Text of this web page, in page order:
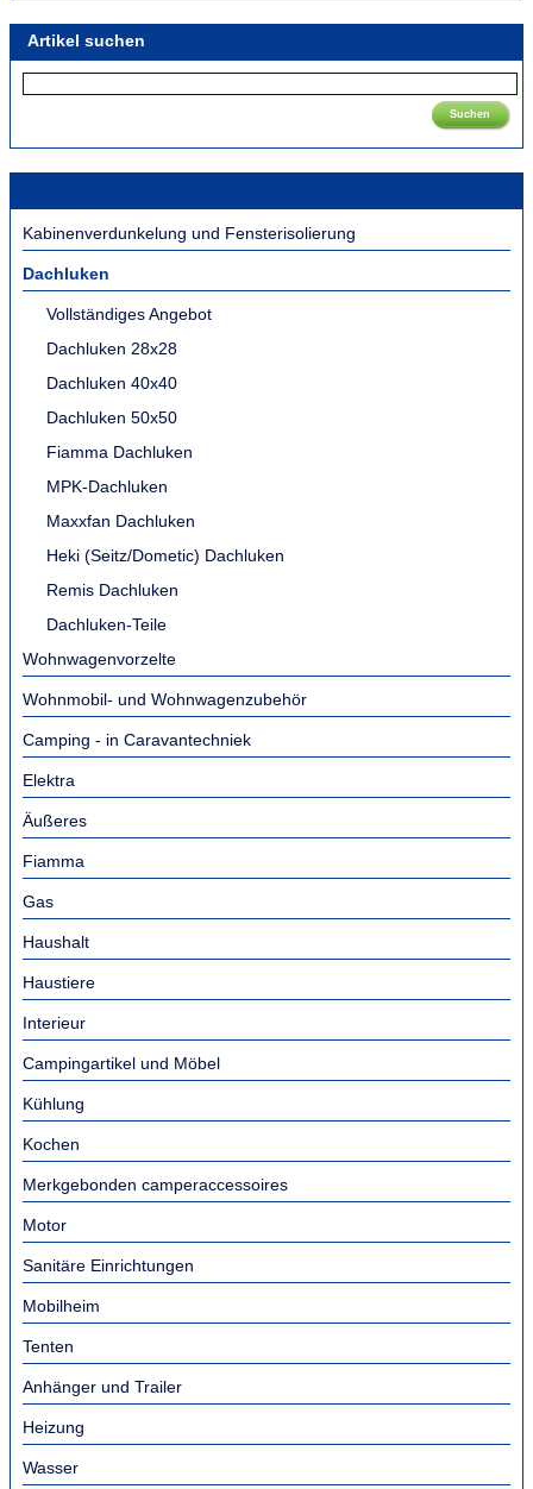
Artikel suchen
Suchen
Kabinenverdunkelung und Fensterisolierung
Dachluken
Vollständiges Angebot
Dachluken 28x28
Dachluken 40x40
Dachluken 50x50
Fiamma Dachluken
MPK-Dachluken
Maxxfan Dachluken
Heki (Seitz/Dometic) Dachluken
Remis Dachluken
Dachluken-Teile
Wohnwagenvorzelte
Wohnmobil- und Wohnwagenzubehör
Camping - in Caravantechniek
Elektra
Äußeres
Fiamma
Gas
Haushalt
Haustiere
Interieur
Campingartikel und Möbel
Kühlung
Kochen
Merkgebonden camperaccessoires
Motor
Sanitäre Einrichtungen
Mobilheim
Tenten
Anhänger und Trailer
Heizung
Wasser